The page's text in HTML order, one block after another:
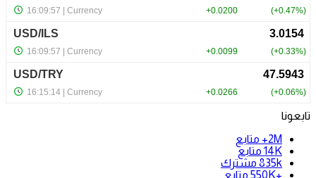
تابعونا
2M+
متابع
14K متابع
835k مشترك
+550K
متابع